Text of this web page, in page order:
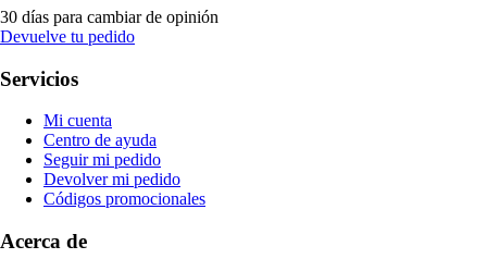
30 días para cambiar de opinión
Devuelve tu pedido
Servicios
Mi cuenta
Centro de ayuda
Seguir mi pedido
Devolver mi pedido
Códigos promocionales
Acerca de